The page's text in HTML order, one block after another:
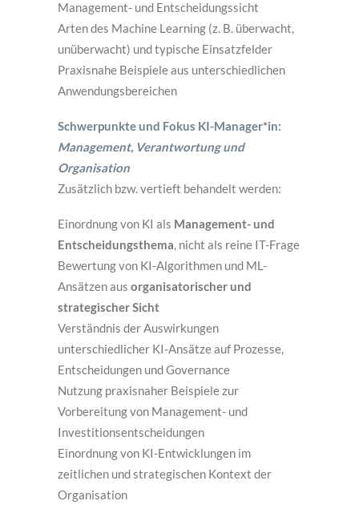
Management- und Entscheidungssicht
Arten des Machine Learning (z. B. überwacht,
unüberwacht) und typische Einsatzfelder
Praxisnahe Beispiele aus unterschiedlichen
Anwendungsbereichen
Schwerpunkte und Fokus KI-Manager*in:
Management, Verantwortung und
Organisation
Zusätzlich bzw. vertieft behandelt werden:
Einordnung von KI als Management- und
Entscheidungsthema, nicht als reine IT-Frage
Bewertung von KI-Algorithmen und ML-
Ansätzen aus organisatorischer und
strategischer Sicht
Verständnis der Auswirkungen
unterschiedlicher KI-Ansätze auf Prozesse,
Entscheidungen und Governance
Nutzung praxisnaher Beispiele zur
Vorbereitung von Management- und
Investitionsentscheidungen
Einordnung von KI-Entwicklungen im
zeitlichen und strategischen Kontext der
Organisation